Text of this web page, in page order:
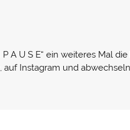
A U S E“ ein weiteres Mal
Instagram und